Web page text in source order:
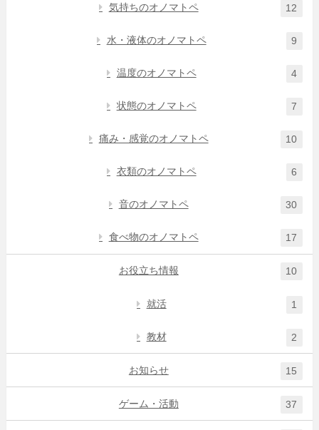
気持ちのオノマトペ 12
水・液体のオノマトペ 9
温度のオノマトペ 4
状態のオノマトペ 7
痛み・感覚のオノマトペ 10
衣類のオノマトペ 6
音のオノマトペ 30
食べ物のオノマトペ 17
お役立ち情報 10
就活 1
教材 2
お知らせ 15
ゲーム・活動 37